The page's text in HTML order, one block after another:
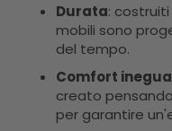
Durata:
mobili sono
del tempo.
Comfort
creato
per garantire